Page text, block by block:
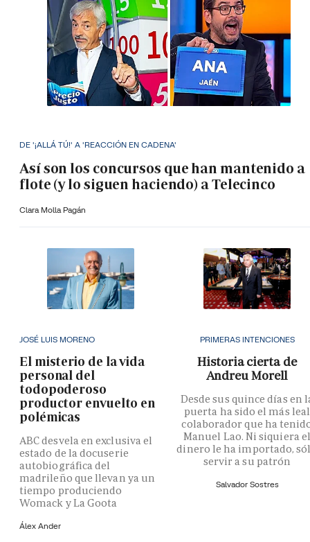
DE '¡ALLÁ TÚ!' A 'REACCIÓN EN CADENA'
Así son los concursos que han mantenido a
flote (y lo siguen haciendo) a Telecinco
Clara Molla Pagán
JOSÉ LUIS MORENO
El misterio de la vida
personal del
todopoderoso
productor envuelto en
polémicas
ABC desvela en exclusiva el
estado de la docuserie
autobiográfica del
madrileño que llevan ya un
tiempo produciendo
Womack y La Goota
Álex Ander
PRIMERAS INTENCIONES
Historia cierta de
Andreu Morell
Desde sus quince días en
puerta ha sido el más leal
colaborador que ha
Manuel Lao. Ni siquiera
dinero le ha importado,
servir a su patrón
Salvador Sostres